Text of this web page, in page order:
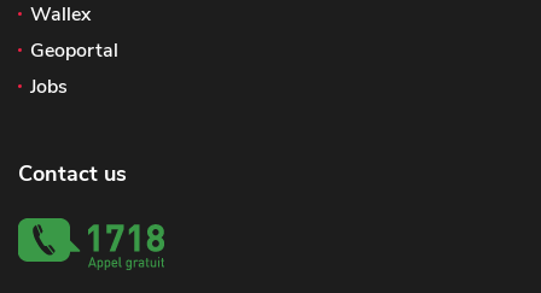
Wallex
Geoportal
Jobs
Contact us